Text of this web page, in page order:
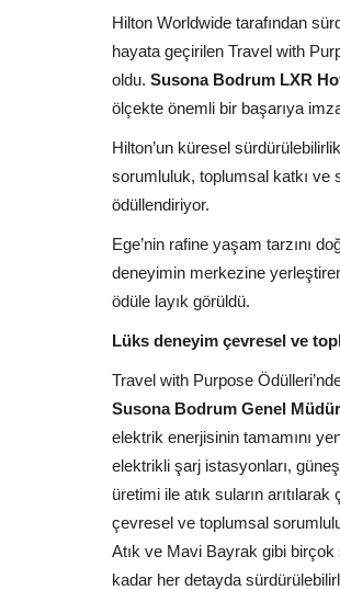
Hilton Worldwide tarafından
hayata geçirilen Travel with
oldu. Susona Bodrum LXR
ölçekte önemli bir başarıya
Hilton’un küresel
sorumluluk, toplumsal katkı ve
ödüllendiriyor.
Ege’nin rafine yaşam tarzını
deneyimin merkezine
ödüle layık görüldü.
Lüks deneyim çevresel ve
Travel with Purpose
Susona Bodrum Genel
elektrik enerjisinin tamamını
elektrikli şarj istasyonları,
üretimi ile atık suların
çevresel ve toplumsal
Atık ve Mavi Bayrak gibi
kadar her detayda